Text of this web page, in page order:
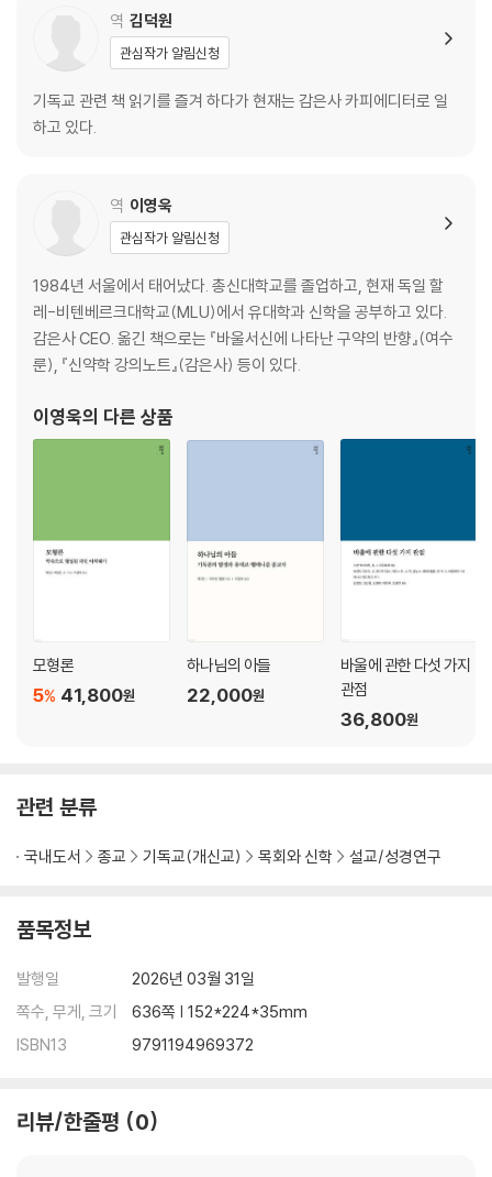
제9장 히브리 내러티브 설교 / 339
역사적 내러티브와 비역사적 내러티브 / 345
히브리 내러티브의 문학적 특징 / 355
제10장 예언서 설교 / 407
예언 문학의 문학적 특징 / 424
예언서 설교를 위한 지침 / 445
제11장 복음서 설교 / 465
신약성경의 역사 서술 / 474
복음서의 문학적 특징 / 489
서신서 장르 / 545
서신서의 문학적 특징 / 550
참고 문헌 / 595
주제 색인 / 621
역 김덕원
관심작가 알림신청
기독교 관련 책 읽기를 즐겨 하다가 현재는 감은사 카피에디터로 일
하고 있다.
역 이영욱
관심작가 알림신청
1984년 서울에서 태어났다. 총신대학교를 졸업하고, 현재 독일 할
레-비텐베르크대학교(MLU)에서 유대학과 신학을 공부하고 있다.
감은사 CEO. 옮긴 책으로는 『바울서신에 나타난 구약의 반향』(여수
룬), 『신약학 강의노트』(감은사) 등이 있다.
이영욱의 다른 상품
모형론
41,800원
5%
하나님의 아들
22,000원
바울에 관한 다섯 가지
관점
36,800원
관련 분류
국내도서 종교 기독교(개신교) 목회와 신학 설교/성경연구
품목정보
발행일
2026년 03월 31일
쪽수, 무게, 크기
636쪽 | 152*224*35mm
ISBN13
9791194969372
리뷰/한줄평 0